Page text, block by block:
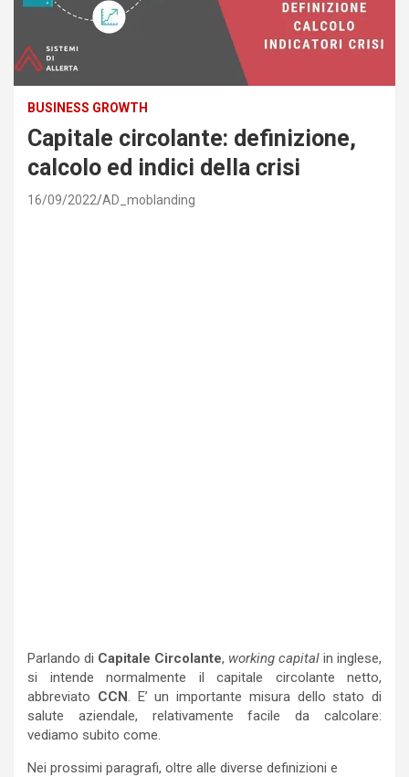
BUSINESS GROWTH
Capitale circolante: definizione,
calcolo ed indici della crisi
16/09/2022 AD_moblanding
Parlando di Capitale Circolante, working capital in inglese,
si intende normalmente il capitale circolante netto,
abbreviato CCN. E’ un importante misura dello stato di
salute aziendale, relativamente facile da calcolare:
vediamo subito come.
Nei prossimi paragrafi, oltre alle diverse definizioni e